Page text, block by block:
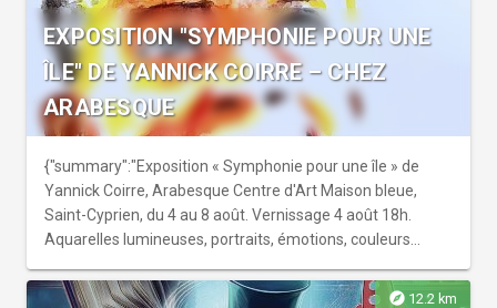
EXPOSITION "SYMPHONIE POUR UNE
ÎLE" DE YANNICK COIRRE – CHEZ
ARABESQUE
{"summary":"Exposition « Symphonie pour une île » de
Yannick Coirre, Arabesque Centre d'Art Maison bleue,
Saint-Cyprien, du 4 au 8 août. Vernissage 4 août 18h.
Aquarelles lumineuses, portraits, émotions, couleurs
explore 12.2 km